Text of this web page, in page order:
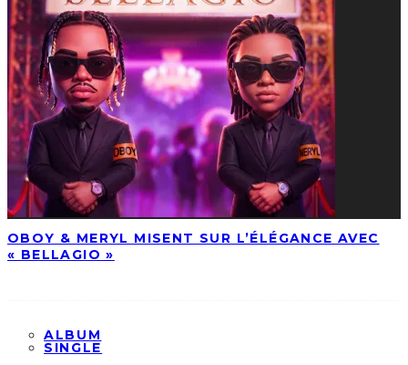
OBOY & MERYL MISENT SUR L’ÉLÉGANCE AVEC
« BELLAGIO »
ALBUM
SINGLE